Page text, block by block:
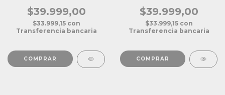
$39.999,00
$33.999,15 con
Transferencia bancaria
$39.999,00
$33.999,15 con
Transferencia bancaria